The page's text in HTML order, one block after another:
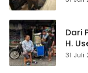
Dari
H.
31 Juli